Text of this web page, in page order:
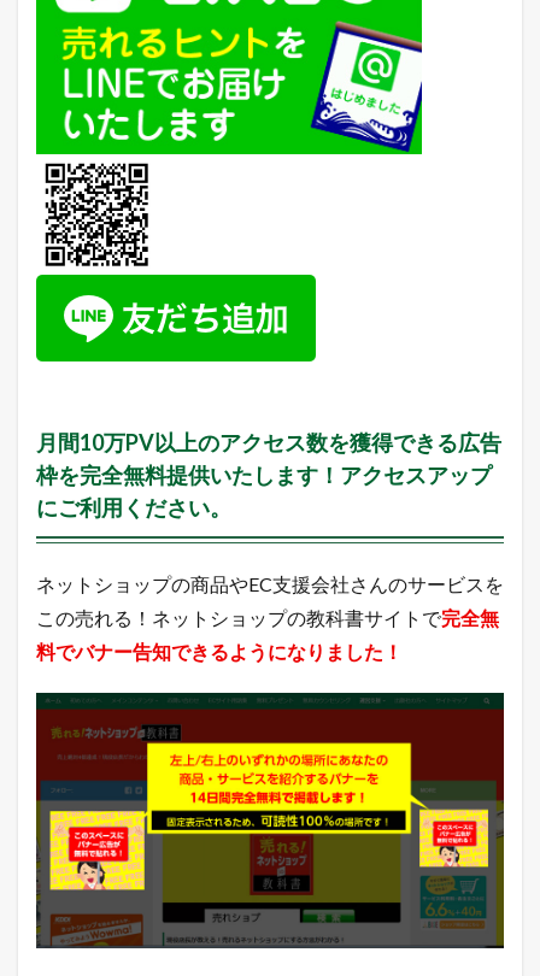
額
）
2.1
近
1
年
間
の
月
次
売
3
日
の
釣
果
月
次
上
4
年
商
0
億
た
め
の
月
次
標
達
月間10万PV以上のアクセス数を獲得できる広告
枠を完全無料提供いたします！アクセスアップ
にご利用ください。
ネットショップの商品やEC支援会社さんのサービスを
この売れる！ネットショップの教科書サイトで完全無
料でバナー告知できるようになりました！